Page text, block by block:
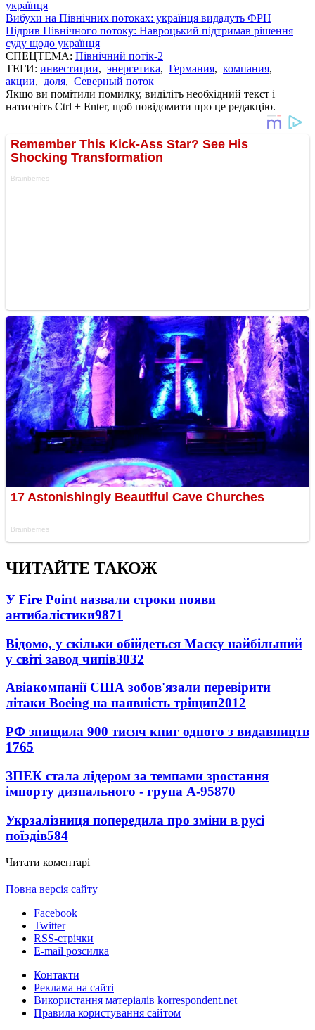
українця
Вибухи на Північних потоках: українця видадуть ФРН
Підрив Північного потоку: Навроцький підтримав рішення
суду щодо українця
СПЕЦТЕМА: Північний потік-2
ТЕГИ: инвестиции, энергетика, Германия, компания,
акции, доля, Северный поток
Якщо ви помітили помилку, виділіть необхідний текст і
натисніть Ctrl + Enter, щоб повідомити про це редакцію.
ЧИТАЙТЕ ТАКОЖ
У Fire Point назвали строки появи
антибалістики9871
Відомо, у скільки обійдеться Маску найбільший
у світі завод чипів3032
Авіакомпанії США зобов'язали перевірити
літаки Boeing на наявність тріщин2012
РФ знищила 900 тисяч книг одного з видавництв
1765
ЗПЕК стала лідером за темпами зростання
імпорту дизпального - група А-95870
Укрзалізниця попередила про зміни в русі
поїздів584
Читати коментарі
Повна версія сайту
Facebook
Twitter
RSS-стрічки
E-mail розсилка
Контакти
Реклама на сайті
Використання матеріалів korrespondent.net
Правила користування сайтом